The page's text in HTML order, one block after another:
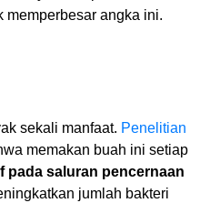
memperbesar angka ini.
sekali manfaat. Penelitian
memakan buah ini setiap
pada saluran pencernaan
jumlah bakteri